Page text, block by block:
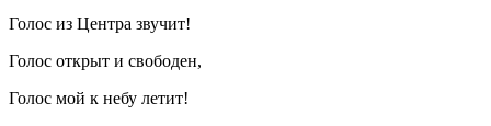
Голос из Центра звучит!
Голос открыт и свободен,
Голос мой к небу летит!